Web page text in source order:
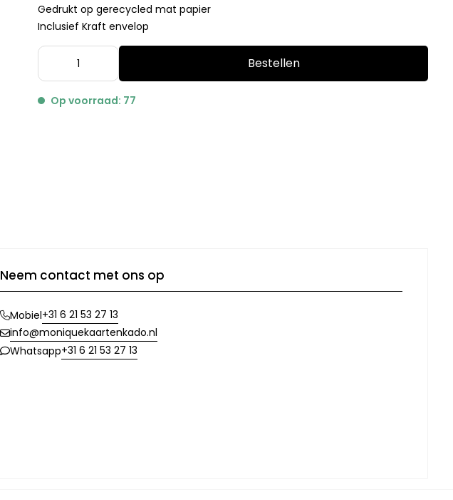
Gedrukt op gerecycled mat papier
Inclusief Kraft envelop
Bestellen
Op voorraad: 77
Neem contact met ons op
Mobiel+31 6 21 53 27 13
info@moniquekaartenkado.nl
Whatsapp+31 6 21 53 27 13